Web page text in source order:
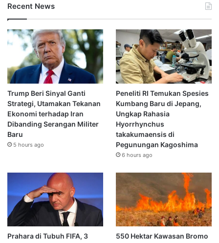
Recent News
Trump Beri Sinyal Ganti
Strategi, Utamakan Tekanan
Ekonomi terhadap Iran
Dibanding Serangan Militer
Baru
5 hours ago
Peneliti RI Temukan Spesies
Kumbang Baru di Jepang,
Ungkap Rahasia
Hyorrhynchus
takakumaensis di
Pegunungan Kagoshima
6 hours ago
Prahara di Tubuh FIFA, 3
550 Hektar Kawasan Bromo